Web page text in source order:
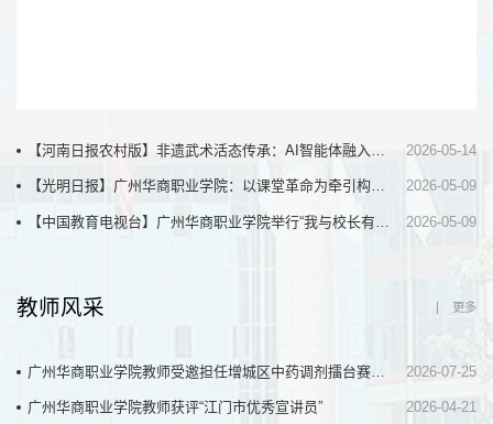
【河南日报农村版】非遗武术活态传承：AI智能体融入蔡李佛拳教学的思考 2026-05-14
【光明日报】广州华商职业学院：以课堂革命为牵引构建高职育人新生态 2026-05-09
【中国教育电视台】广州华商职业学院举行“我与校长有约”座谈会 2026-05-09
教师风采 更多
广州华商职业学院教师受邀担任增城区中药调剂擂台赛专家评委 2026-07-25
广州华商职业学院教师获评“江门市优秀宣讲员” 2026-04-21